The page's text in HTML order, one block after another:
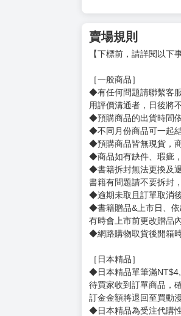
賣場規則
【下標前，請詳閱以下
［一般商品］
◆有任何問題請聯繫客服
用評價溝通者，日後將
◆預購商品的出貨時間
◆不同月份商品可一起
◆預購商品皆無現貨，
◆商品如有缺件、瑕疵
◆書籍拆封無法更換及
書籍有問題請不要拆封
◆逾期未取且訂單取消
◆書籍贈品&上市日、依
有時會上市前更改贈品
◆網路購物取貨後開箱
［日本精品］
◆日本精品單筆滿
待買家收到訂單商品，
訂金金額將退回至買動漫
◆日本精品為受注代購